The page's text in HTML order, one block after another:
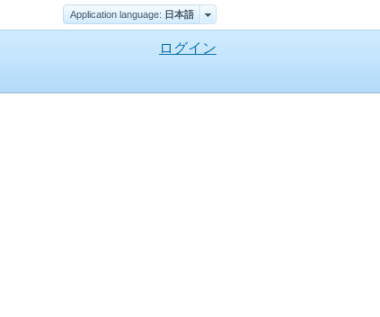
Application language: 日本語
ログイン